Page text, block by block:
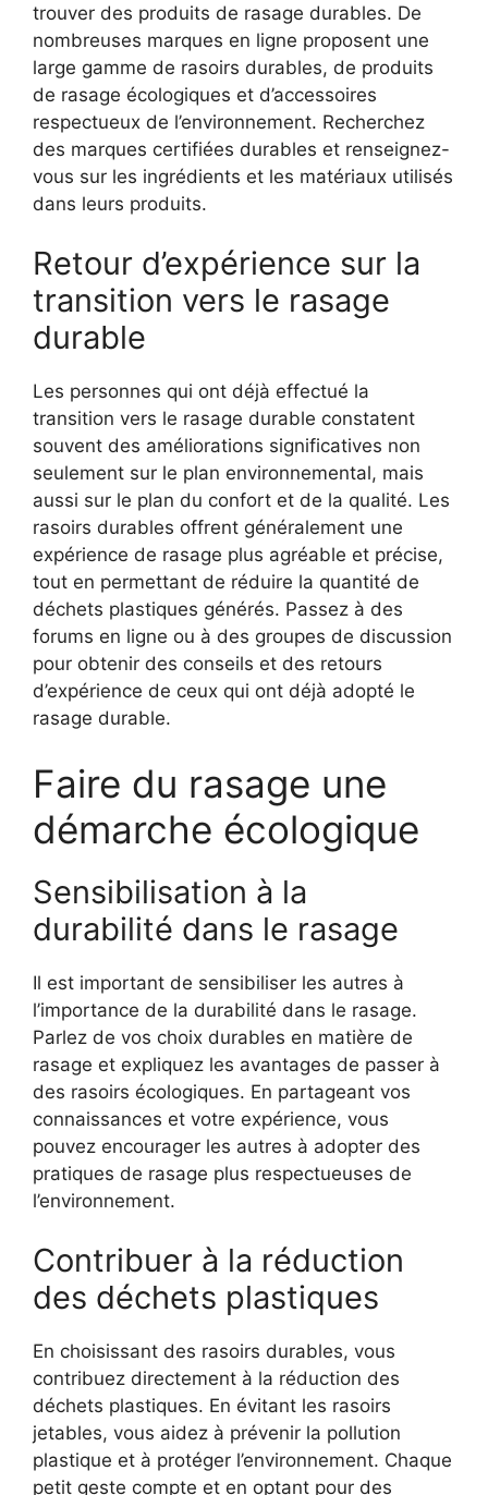
trouver des produits de rasage durables. De
nombreuses marques en ligne proposent une
large gamme de rasoirs durables, de produits
de rasage écologiques et d’accessoires
respectueux de l’environnement. Recherchez
des marques certifiées durables et renseignez-
vous sur les ingrédients et les matériaux utilisés
dans leurs produits.
Retour d’expérience sur la
transition vers le rasage
durable
Les personnes qui ont déjà effectué la
transition vers le rasage durable constatent
souvent des améliorations significatives non
seulement sur le plan environnemental, mais
aussi sur le plan du confort et de la qualité. Les
rasoirs durables offrent généralement une
expérience de rasage plus agréable et précise,
tout en permettant de réduire la quantité de
déchets plastiques générés. Passez à des
forums en ligne ou à des groupes de discussion
pour obtenir des conseils et des retours
d’expérience de ceux qui ont déjà adopté le
rasage durable.
Faire du rasage une
démarche écologique
Sensibilisation à la
durabilité dans le rasage
Il est important de sensibiliser les autres à
l’importance de la durabilité dans le rasage.
Parlez de vos choix durables en matière de
rasage et expliquez les avantages de passer à
des rasoirs écologiques. En partageant vos
connaissances et votre expérience, vous
pouvez encourager les autres à adopter des
pratiques de rasage plus respectueuses de
l’environnement.
Contribuer à la réduction
des déchets plastiques
En choisissant des rasoirs durables, vous
contribuez directement à la réduction des
déchets plastiques. En évitant les rasoirs
jetables, vous aidez à prévenir la pollution
plastique et à protéger l’environnement. Chaque
petit geste compte et en optant pour des